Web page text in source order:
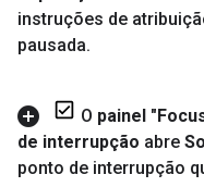
instruções de
pausada.
O painel
de interrupção abre
ponto de interrupção